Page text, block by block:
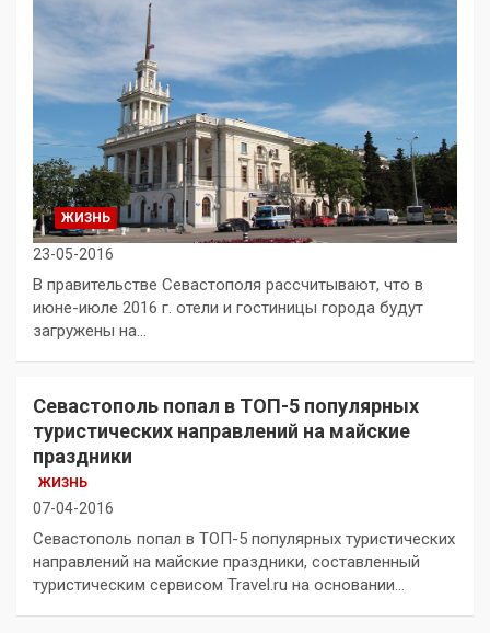
ЖИЗНЬ
23-05-2016
В правительстве Севастополя рассчитывают, что в
июне-июле 2016 г. отели и гостиницы города будут
загружены на…
Севастополь попал в ТОП-5 популярных
туристических направлений на майские
праздники
ЖИЗНЬ
07-04-2016
Севастополь попал в ТОП-5 популярных туристических
направлений на майские праздники, составленный
туристическим сервисом Travel.ru на основании…